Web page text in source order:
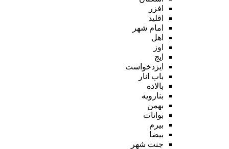
افزر
اقلید
امام شهر
اهل
اوز
ایج
ایزدخواست
باب انار
بالاده
بنارویه
بهمن
بوانات
بیرم
بیضا
جنت شهر